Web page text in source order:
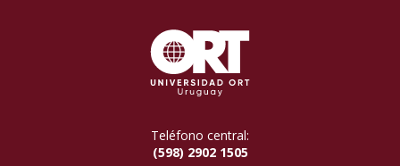
Teléfono central:
(598) 2902 1505